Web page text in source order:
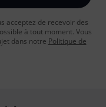
acceptez de recevoir des
à tout moment. Vous
dans notre Politique de